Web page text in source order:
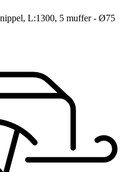
L:1300, 5 muffer - Ø75